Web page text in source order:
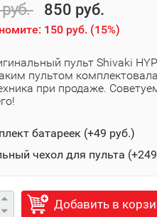
850 руб.
150 руб. (15%)
пульт Shivaki
пультом
при продаже.
батареек (+49 руб.)
чехол для пульта (+
Добавить в